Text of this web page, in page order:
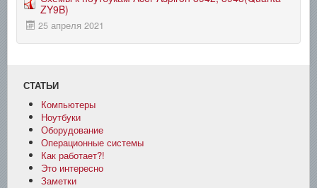
ZY9B)
25 апреля 2021
СТАТЬИ
Компьютеры
Ноутбуки
Оборудование
Операционные системы
Как работает?!
Это интересно
Заметки